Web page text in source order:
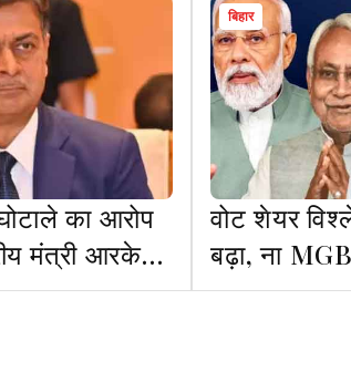
का आरोप
मंत्री आरके
बिहार
वोट शेयर
बढ़ा, ना
PK का असर